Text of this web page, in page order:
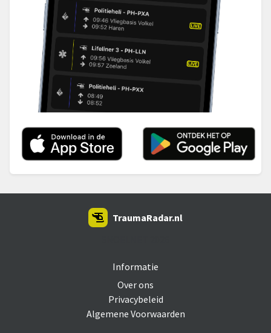
Informatie
Over ons
Privacybeleid
Algemene Voorwaarden
TraumaRadar.nl